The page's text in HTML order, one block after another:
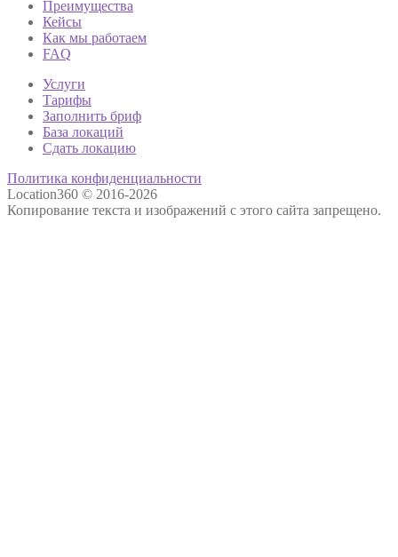
Преимущества
Кейсы
Как мы работаем
FAQ
Услуги
Тарифы
Заполнить бриф
База локаций
Сдать локацию
Политика конфиденциальности
Location360 © 2016-2026
Копирование текста и изображений с этого сайта запрещено.